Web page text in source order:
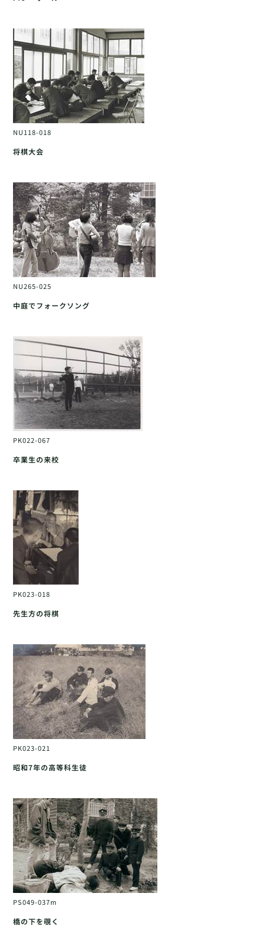
NU118-018
将棋大会
NU265-025
中庭でフォークソング
PK022-067
卒業生の来校
PK023-018
先生方の将棋
PK023-021
昭和7年の高等科生徒
PS049-037m
橋の下を覗く